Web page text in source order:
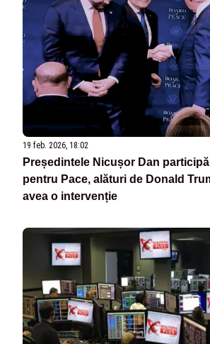
19 feb. 2026, 18:02
Președintele Nicușor Dan
pentru Pace, alături de Donald
avea o intervenție